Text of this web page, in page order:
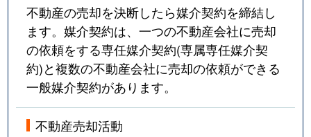
不動産の売却を決断したら媒介契約を締結し
ます。媒介契約は、一つの不動産会社に売却
の依頼をする専任媒介契約(専属専任媒介契
約)と複数の不動産会社に売却の依頼ができる
一般媒介契約があります。
不動産売却活動